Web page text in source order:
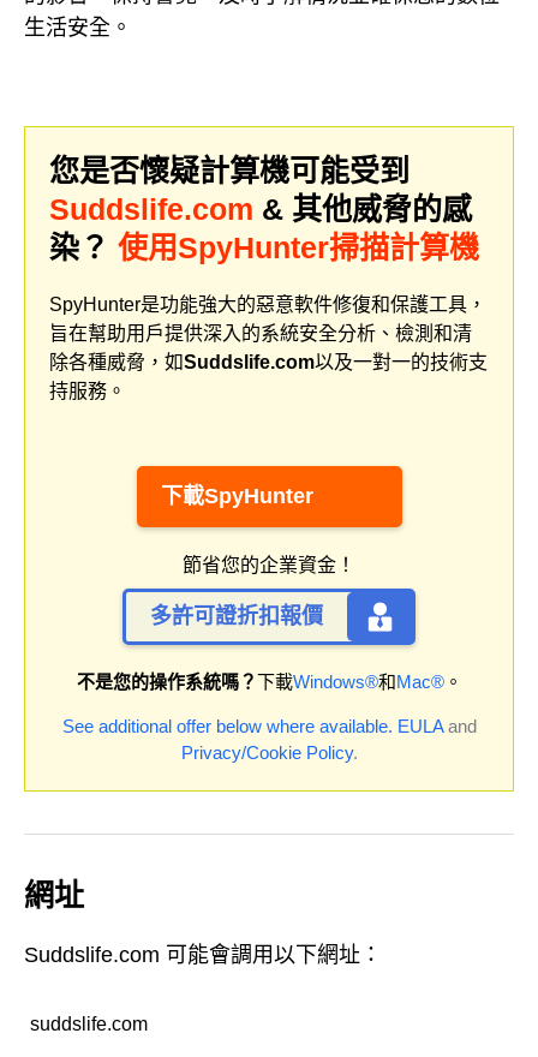
生活安全。
您是否懷疑計算機可能受到
Suddslife.com & 其他威脅的感
染？ 使用SpyHunter掃描計算機
SpyHunter是功能強大的惡意軟件修復和保護工具，
旨在幫助用戶提供深入的系統安全分析、檢測和清
除各種威脅，如Suddslife.com以及一對一的技術支
持服務。
下載SpyHunter
節省您的企業資金！
多許可證折扣報價
不是您的操作系統嗎？下載Windows®和Mac®。
See additional offer below where available. EULAand
Privacy/Cookie Policy.
網址
Suddslife.com 可能會調用以下網址：
suddslife.com